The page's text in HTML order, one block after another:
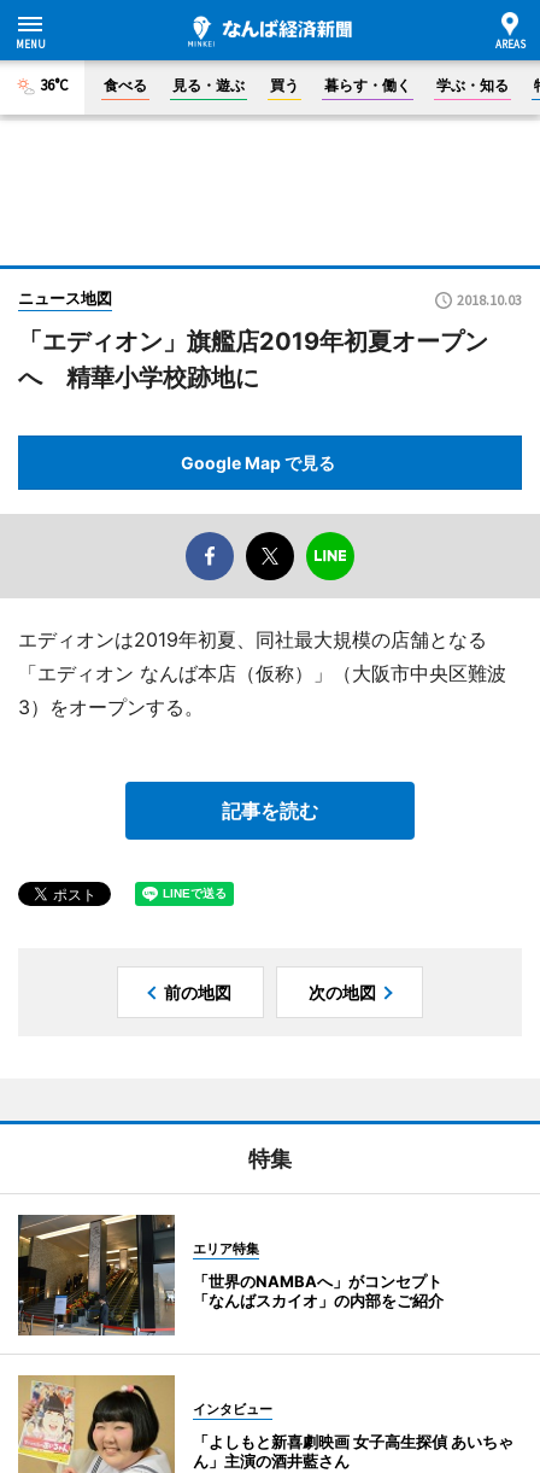
36°C 食べる 見る・遊ぶ 買う 暮らす・働く 学ぶ・知る
ニュース地図 2018.10.03
「エディオン」旗艦店2019年初夏オープン
へ 精華小学校跡地に
Google Map で見る
エディオンは2019年初夏、同社最大規模の店舗となる
「エディオン なんば本店（仮称）」（大阪市中央区難波
3）をオープンする。
記事を読む
前の地図 次の地図
特集
エリア特集
「世界のNAMBAへ」がコンセプト
「なんばスカイオ」の内部をご紹介
インタビュー
「よしもと新喜劇映画 女子高生探偵 あいちゃ
ん」主演の酒井藍さん